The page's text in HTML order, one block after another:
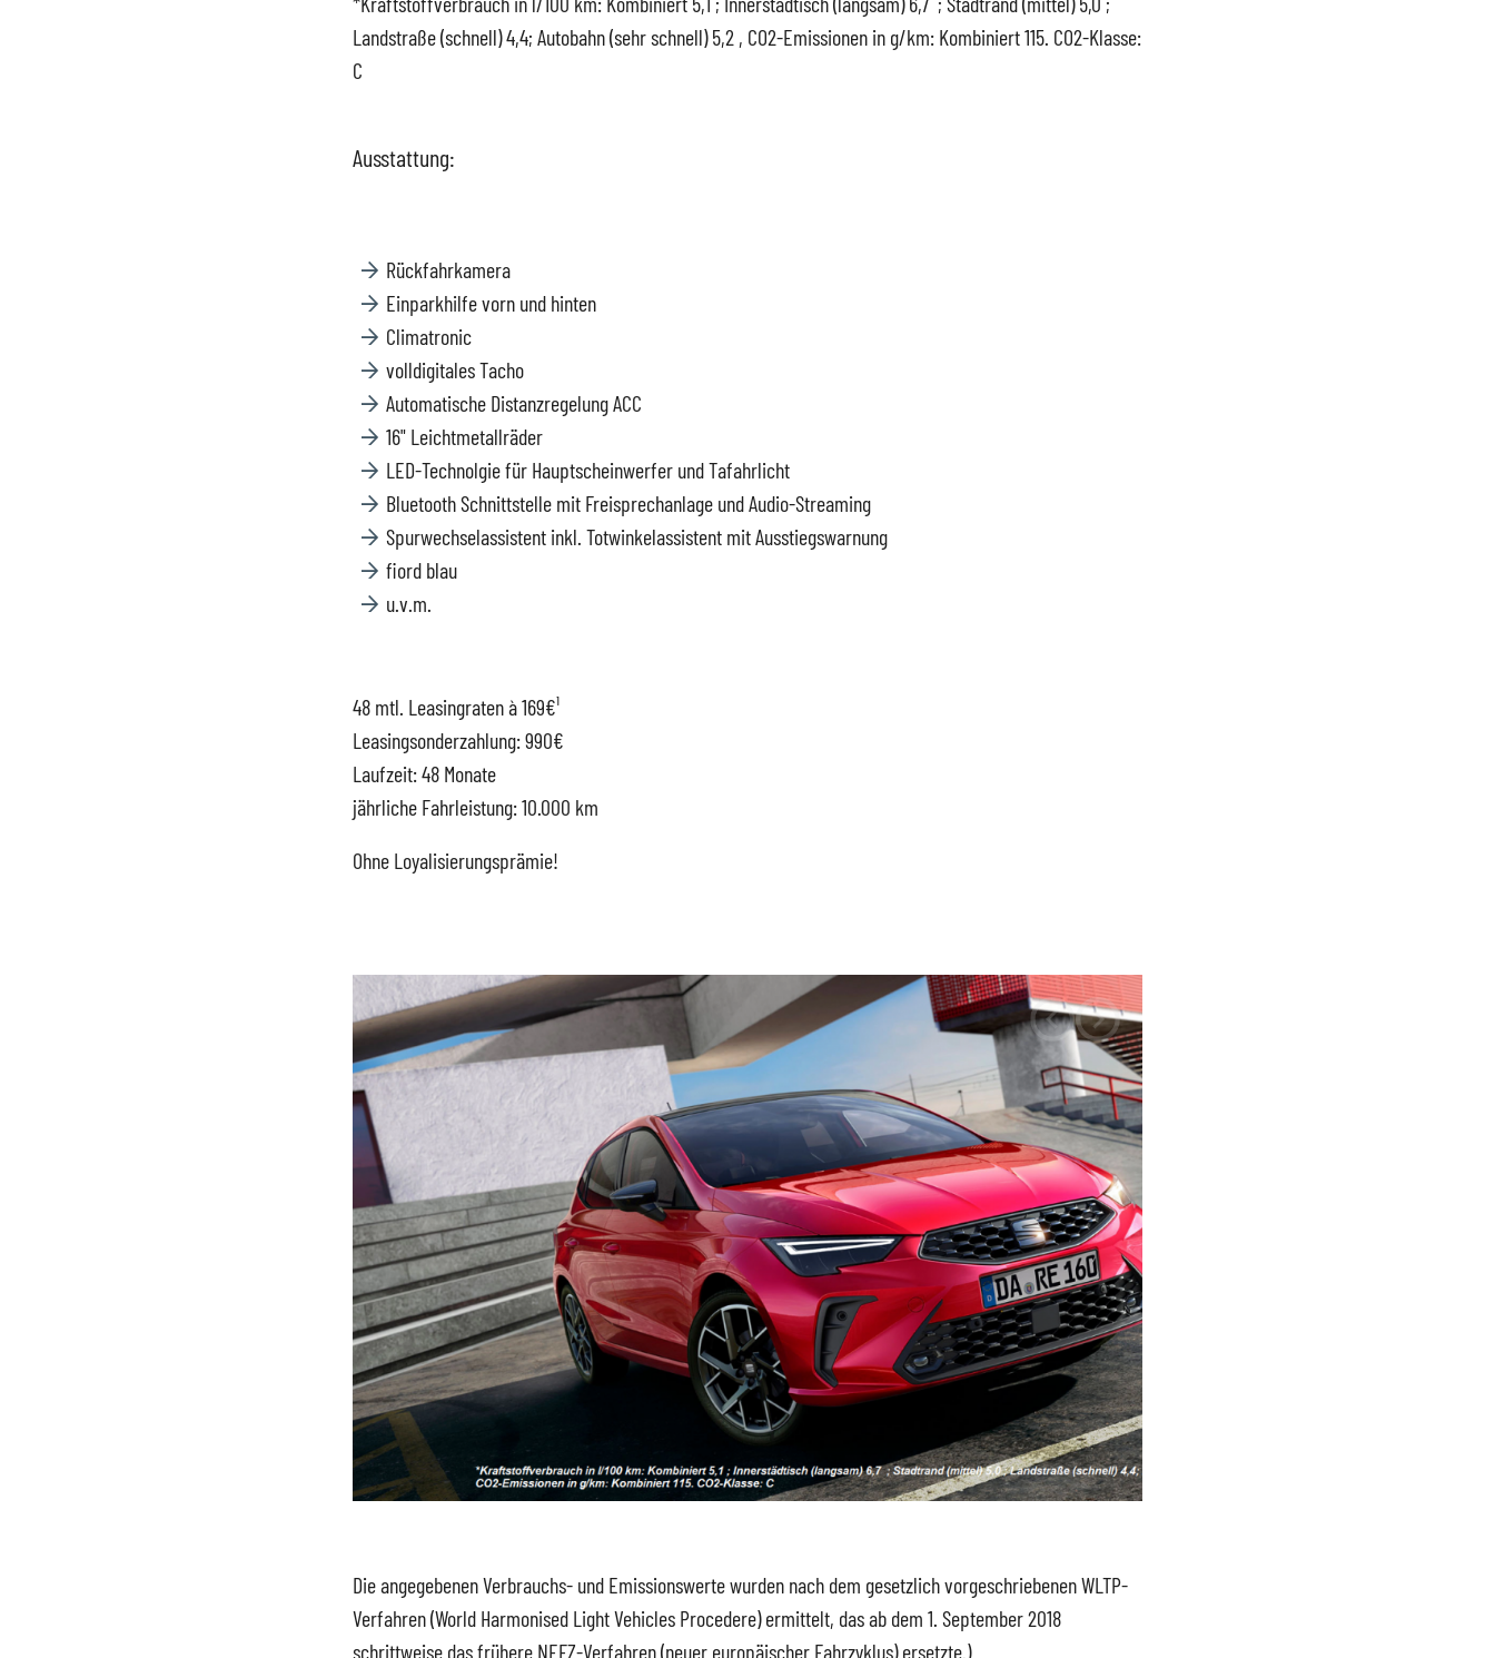
VW Nutzfahrzeugservice
SKODA Service
Unternehmen
Wir kaufen Dein Auto
Karriere
Impressum
Datenschutz
Landstraße (schnell) 4,4; Autobahn (sehr schnell) 5,2 , CO2-Emissionen in g/km: Kombiniert 115. CO2-Klasse:
C
Ausstattung:
Rückfahrkamera
Einparkhilfe vorn und hinten
Climatronic
volldigitales Tacho
Automatische Distanzregelung ACC
16" Leichtmetallräder
LED-Technolgie für Hauptscheinwerfer und Tafahrlicht
Bluetooth Schnittstelle mit Freisprechanlage und Audio-Streaming
Spurwechselassistent inkl. Totwinkelassistent mit Ausstiegswarnung
fiord blau
u.v.m.
48 mtl. Leasingraten à 169€¹
Leasingsonderzahlung: 990€
Laufzeit: 48 Monate
jährliche Fahrleistung: 10.000 km
Ohne Loyalisierungsprämie!
Die angegebenen Verbrauchs- und Emissionswerte wurden nach dem gesetzlich vorgeschriebenen WLTP-
Verfahren (World Harmonised Light Vehicles Procedere) ermittelt, das ab dem 1. September 2018
schrittweise das frühere NEFZ-Verfahren (neuer europäischer Fahrzyklus) ersetzte.)